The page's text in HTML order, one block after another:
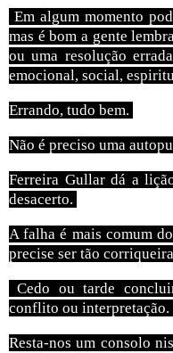
Em algum momento
mas é bom a gente
ou uma resolução
emocional, social,
Errando, tudo bem.
Não é preciso uma
Ferreira Gullar dá a
desacerto.
A falha é mais comum
precise ser tão
Cedo ou tarde
conflito ou interpretação.
Resta-nos um consolo